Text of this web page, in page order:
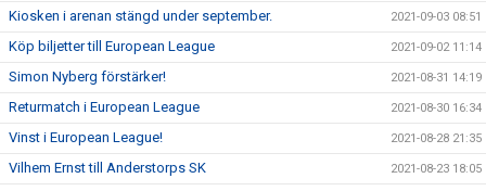
Kiosken i arenan stängd under september. 2021-09-03 08:51
Köp biljetter till European League 2021-09-02 11:14
Simon Nyberg förstärker! 2021-08-31 14:19
Returmatch i European League 2021-08-30 16:34
Vinst i European League! 2021-08-28 21:35
Vilhem Ernst till Anderstorps SK 2021-08-23 18:05